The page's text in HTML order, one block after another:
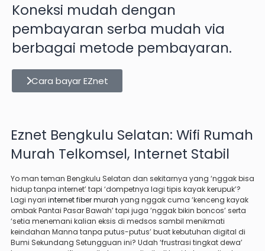
Koneksi mudah dengan
pembayaran serba mudah via
berbagai metode pembayaran.
Cara bayar EZnet
Eznet Bengkulu Selatan: Wifi Rumah
Murah Telkomsel, Internet Stabil
Yo man teman Bengkulu Selatan dan sekitarnya yang ‘nggak bisa
hidup tanpa internet’ tapi ‘dompetnya lagi tipis kayak kerupuk’?
Lagi nyari internet fiber murah yang nggak cuma ‘kenceng kayak
ombak Pantai Pasar Bawah’ tapi juga ‘nggak bikin boncos’ serta
‘setia menemani kalian eksis di medsos sambil menikmati
keindahan Manna tanpa putus-putus’ buat kebutuhan digital di
Bumi Sekundang Setungguan ini? Udah ‘frustrasi tingkat dewa’